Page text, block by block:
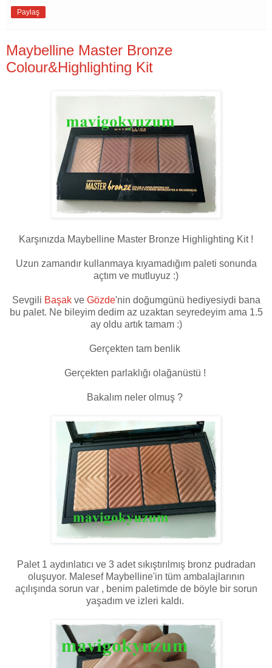
Paylaş
Maybelline Master Bronze
Colour&Highlighting Kit
Karşınızda Maybelline Master Bronze Highlighting Kit !
Uzun zamandır kullanmaya kıyamadığım paleti sonunda
açtım ve mutluyuz :)
Sevgili Başakve Gözde'nin doğumgünü hediyesiydi bana
bu palet. Ne bileyim dedim az uzaktan seyredeyim ama 1.5
ay oldu artık tamam :)
Gerçekten tam benlik
Gerçekten parlaklığı olağanüstü !
Bakalım neler olmuş ?
Palet 1 aydınlatıcı ve 3 adet sıkıştırılmış bronz pudradan
oluşuyor. Malesef Maybelline'in tüm ambalajlarının
açılışında sorun var , benim paletimde de böyle bir sorun
yaşadım ve izleri kaldı.